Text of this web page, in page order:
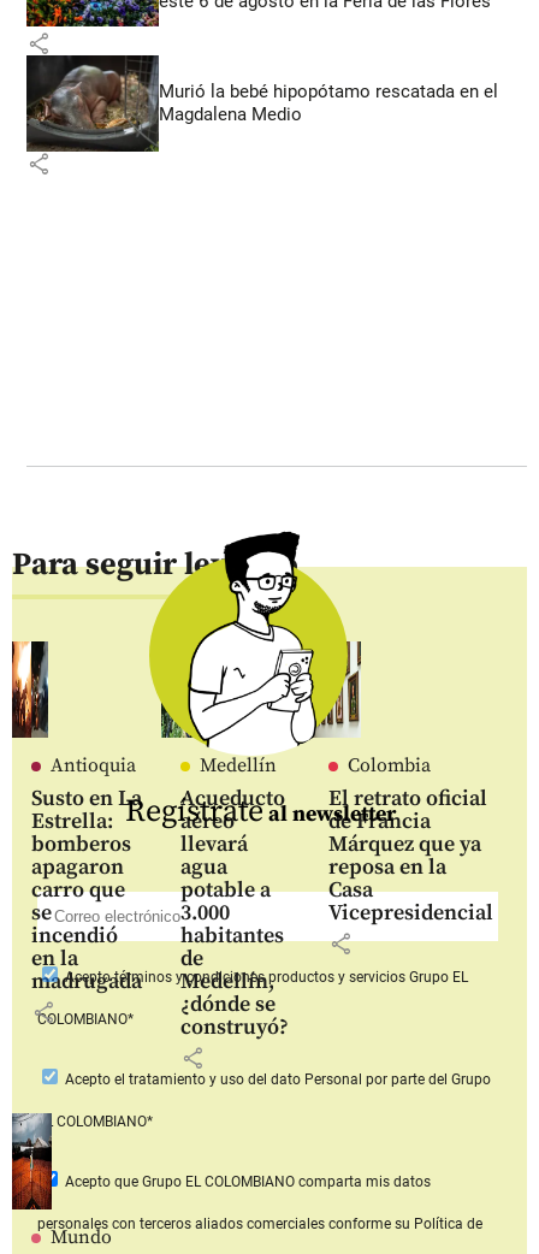
share
Murió la bebé hipopótamo rescatada en el
Magdalena Medio
share
Para seguir leyendo
Antioquia
Susto en La
Estrella:
bomberos
apagaron
carro que
se
incendió
en la
madrugada
share
Medellín
Acueducto
aéreo
llevará
agua
potable a
3.000
habitantes
de
Medellín,
¿dónde se
construyó?
share
Colombia
El retrato oficial
de Francia
Márquez que ya
reposa en la
Casa
Vicepresidencial
share
Mundo
Regístrateal newsletter
Aceptotérminos y condiciones productos y serviciosGrupo EL
COLOMBIANO*
Acepto el tratamiento y uso del dato Personal por parte del Grupo
EL COLOMBIANO*
Acepto que Grupo EL COLOMBIANOcomparta mis datos
personales con terceros aliados comerciales conforme su Política de